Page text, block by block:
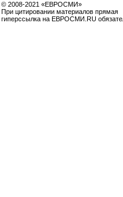
© 2008-2021 «ЕВРОСМИ»
При цитировании материалов прямая
гиперссылка на ЕВРОСМИ.RU